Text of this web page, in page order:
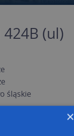
(ul)
śląskie
×